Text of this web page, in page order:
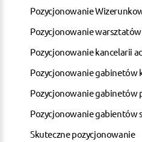
Pozycjonowanie
Pozycjonowanie
Pozycjonowanie kancelarii
Pozycjonowanie gabinetów
Pozycjonowanie gabinetów
Pozycjonowanie gabientów
Skuteczne pozycjonowanie